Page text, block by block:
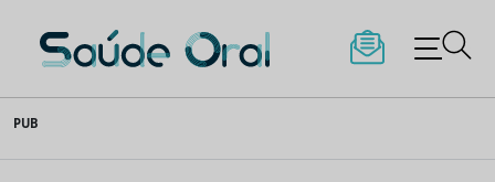
to
content
Saúde Oral
PUB